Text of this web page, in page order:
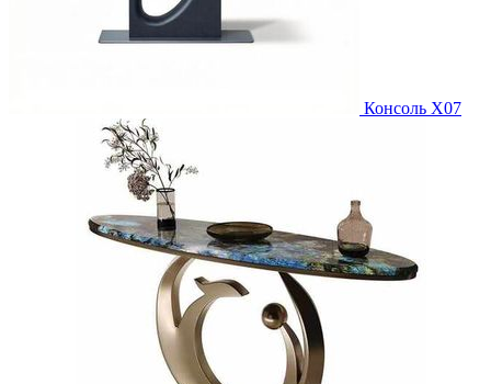
Консоль X07